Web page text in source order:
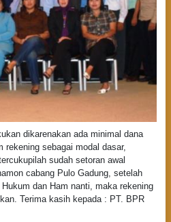
dikarenakan ada minimal dana
rekening sebagai modal dasar,
sudah setoran awal
cabang Pulo Gadung, setelah
dan Ham nanti, maka rekening
Terima kasih kepada : PT. BPR